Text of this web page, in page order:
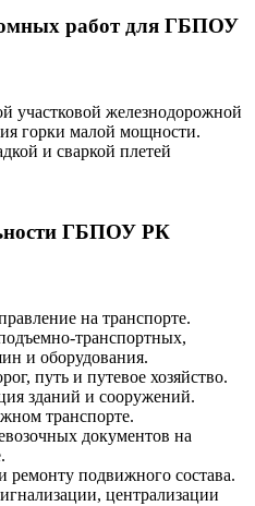
работ для ГБПОУ
участковой железнодорожной
горки малой мощности.
и сваркой плетей
ГБПОУ РК
на транспорте.
транспортных,
и оборудования.
путь и путевое хозяйство.
зданий и сооружений.
транспорте.
документов на
подвижного состава.
централизации